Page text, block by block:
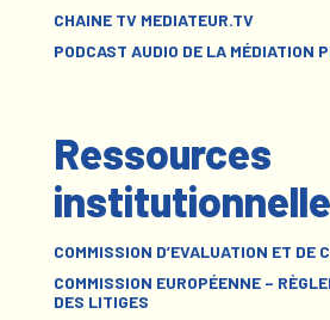
CHAINE TV MEDIATEUR.TV
PODCAST AUDIO DE LA MÉDIATION
Ressources
COMMISSION D’EVALUATION ET DE
COMMISSION EUROPÉENNE –
DES LITIGES